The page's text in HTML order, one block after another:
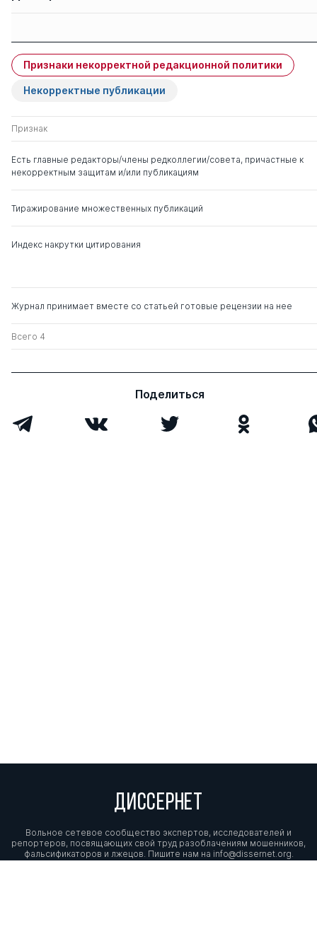
Тимошков С. Г.
ПРАВО
Капустин Анатолий
Яковлевич
д. ю.н. 0 4
Карпович Олег
Геннадьевич
д. ю.н.
Сальников Виктор
Петрович
д. ю.н.
Признаки некорректной редакционной политики
Некорректные публикации
Признак
Есть главные редакторы/члены редколлегии/совета, причастные к
некорректным защитам и/или публикациям
Тиражирование множественных публикаций
Индекс накрутки цитирования
Журнал принимает вместе со статьей готовые рецензии на нее
Всего 4
Поделиться
ДИССЕРНЕТ
Вольное сетевое сообщество экспертов, исследователей и
репортеров, посвящающих свой труд разоблачениям мошенников,
фальсификаторов и лжецов. Пишите нам на info@dissernet.org.